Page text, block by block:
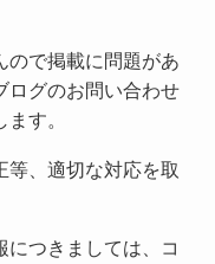
ので掲載に問題があ
ログのお問い合わせ
す。
等、適切な対応を取
につきましては、コ